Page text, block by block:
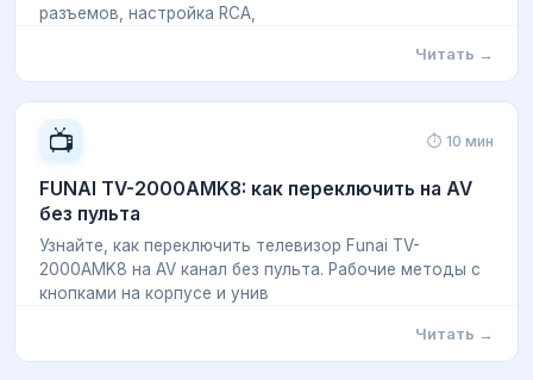
разъемов, настройка RCA,
Читать →
📺 ⏱ 10 мин
FUNAI TV-2000AMK8: как переключить на AV
без пульта
Узнайте, как переключить телевизор Funai TV-
2000AMK8 на AV канал без пульта. Рабочие методы с
кнопками на корпусе и унив
Читать →